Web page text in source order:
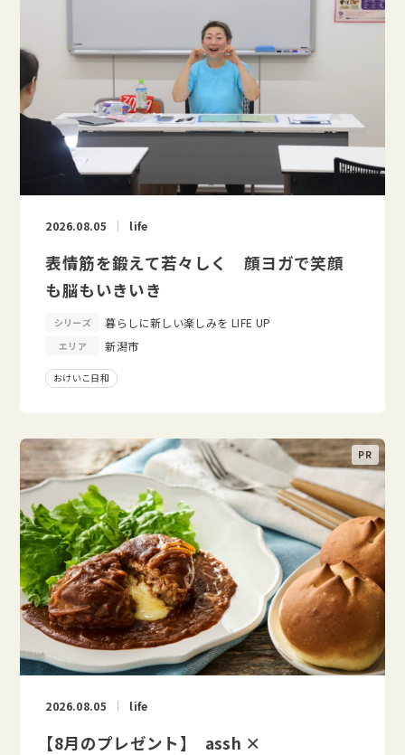
2026.08.05 life
表情筋を鍛えて若々しく 顔ヨガで笑顔
も脳もいきいき
シリーズ 暮らしに新しい楽しみを LIFE UP
エリア 新潟市
おけいこ日和
2026.08.05 life
【8月のプレゼント】 assh ×